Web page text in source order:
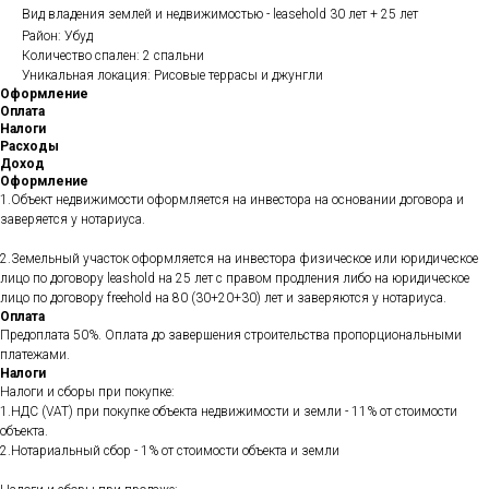
Вид владения землей и недвижимостью - leasehold 30 лет + 25 лет
Район: Убуд
Количество спален: 2 спальни
Уникальная локация: Рисовые террасы и джунгли
Оформление
Оплата
Налоги
Расходы
Доход
Оформление
1.Объект недвижимости оформляется на инвестора на основании договора и
заверяется у нотариуса.
2.Земельный участок оформляется на инвестора физическое или юридическое
лицо по договору leashold на 25 лет с правом продления либо на юридическое
лицо по договору freehold на 80 (30+20+30) лет и заверяются у нотариуса.
Оплата
Предоплата 50%. Оплата до завершения строительства пропорциональными
платежами.
Налоги
Налоги и сборы при покупке:
1.НДС (VAT) при покупке объекта недвижимости и земли - 11% от стоимости
объекта.
2.Нотариальный сбор - 1% от стоимости объекта и земли